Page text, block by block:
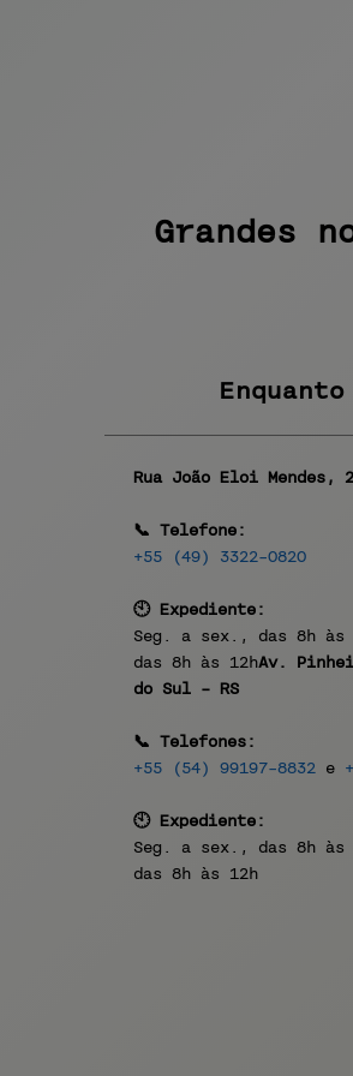
Grandes
Rua João Eloi Mendes,
📞 Telefone:
+55
(49) 3322-0820
🕙 Expediente:
Seg. a sex., das 8h às
das 8h às 12hAv.
do Sul- Rio Grande do
Sul
📞 Telefones:
+55
(54) 99197-8832e
🕙 Expediente:
Seg. a sex., das 8h às
das 8h às 12h